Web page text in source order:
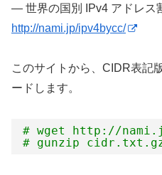
― 世界の国別 IPv4 アドレス
http://nami.jp/ipv4bycc/
このサイトから、CIDR表記
ードします。
# wget http://
# gunzip